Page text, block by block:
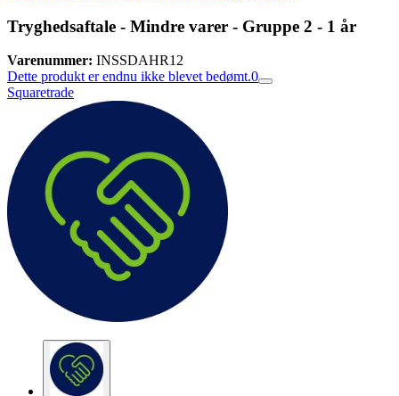
Tryghedsaftale - Mindre varer - Gruppe 2 - 1 år
Varenummer: INSSDAHR12
Dette produkt er endnu ikke blevet bedømt.0
Squaretrade